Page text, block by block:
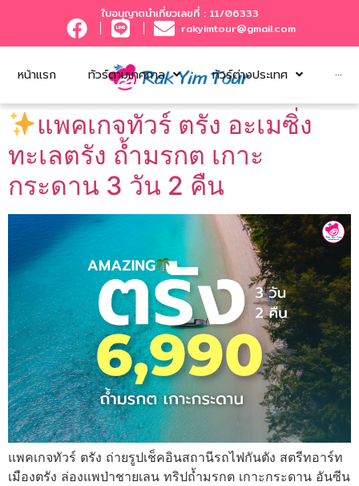
ใบอนุญาตนำเที่ยวเลขที่ : 11/06333
rakyimtour@gmail.com
หน้าแรก ทัวร์ตามเทศกาล ทัวร์ต่างประเทศ ···
แพคเกจทัวร์ ตรัง อะเมซิ่ง
ทะเลตรัง ถ้ำมรกต เกาะ
กระดาน 3 วัน 2 คืน
แพคเกจทัวร์ ตรัง ถ่ายรูปเช็คอินสถานีรถไฟกันตัง สตรีทอาร์ท
เมืองตรัง ล่องแพป่าชายเลน ทริปถ้ำมรกต เกาะกระดาน อันซีน